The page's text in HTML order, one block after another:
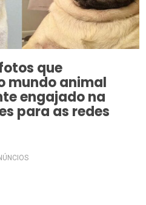
que
mundo animal
engajado na
para as redes